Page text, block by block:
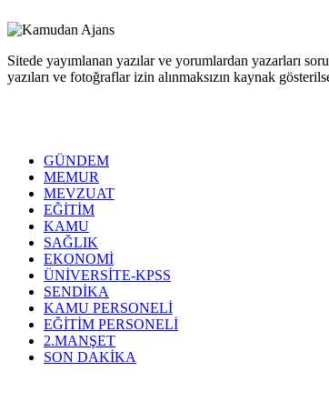
Sitede yayımlanan yazılar ve yorumlardan yazarları
yazıları ve fotoğraflar izin alınmaksızın kaynak
GÜNDEM
MEMUR
MEVZUAT
EĞİTİM
KAMU
SAĞLIK
EKONOMİ
ÜNİVERSİTE-KPSS
SENDİKA
KAMU PERSONELİ
EĞİTİM PERSONELİ
2.MANŞET
SON DAKİKA